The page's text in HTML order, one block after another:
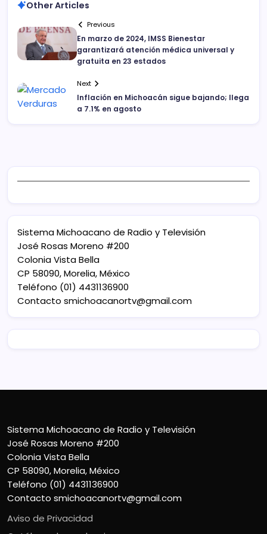
Other Articles
Previous
En marzo de 2024, IMSS Bienestar
garantizará atención médica universal y
gratuita en 23 estados
Next
Inflación en Michoacán sigue bajando; llega
a 7.1% en agosto
Sistema Michoacano de Radio y Televisión
José Rosas Moreno #200
Colonia Vista Bella
CP 58090, Morelia, México
Teléfono (01) 4431136900
Contacto smichoacanortv@gmail.com
Sistema Michoacano de Radio y Televisión
José Rosas Moreno #200
Colonia Vista Bella
CP 58090, Morelia, México
Teléfono (01) 4431136900
Contacto smichoacanortv@gmail.com
Aviso de Privacidad